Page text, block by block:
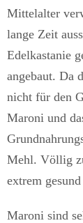
Mittelalter
lange Zeit
Edelkastanie
angebaut. Da
nicht für den
Maroni und
Mehl. Völlig
extrem
Maroni sind